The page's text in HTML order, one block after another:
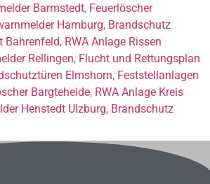
Barmstedt, Feuerlöscher
Hamburg, Brandschutz
Bahrenfeld, RWA Anlage Rissen
Rellingen, Flucht und Rettungsplan
Elmshorn, Feststellanlagen
Bargteheide, RWA Anlage Kreis
Henstedt Ulzburg, Brandschutz